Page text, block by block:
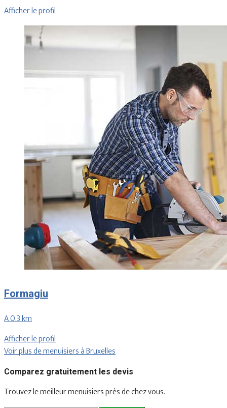
Afficher le profil
Formagiu
A 0.3 km
Afficher le profil
Voir plus de menuisiers à Bruxelles
Comparez gratuitement les devis
Trouvez le meilleur menuisiers près de chez vous.